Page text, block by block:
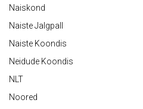
Naiskond
Naiste Jalgpall
Naiste Koondis
Neidude Koondis
NLT
Noored